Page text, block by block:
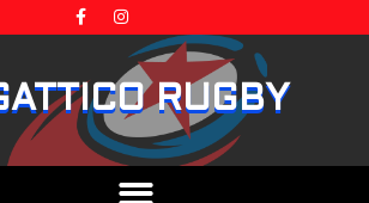
RUGBY